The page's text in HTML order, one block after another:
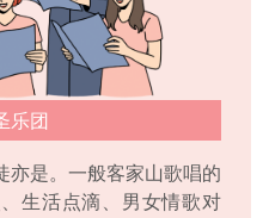
乐团
亦是。一般客家山歌唱的
生活点滴、男女情歌对